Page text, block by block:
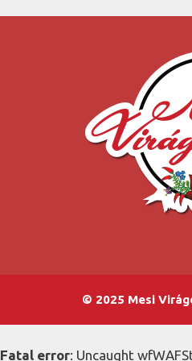
© 2025 Mesi
Fatal error: Uncaught